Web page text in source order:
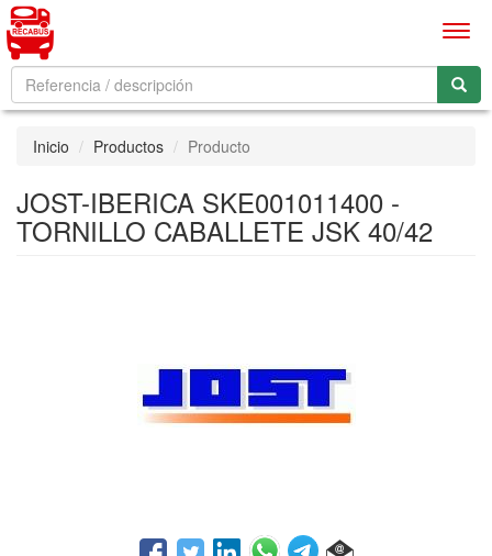
Inicio Productos Producto
JOST-IBERICA SKE001011400 -
TORNILLO CABALLETE JSK 40/42